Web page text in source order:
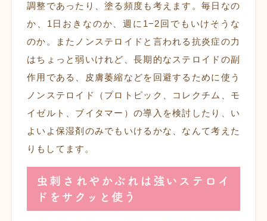
調整であったり、塗る頻度も考えます。毎日なの
か、1日おきなのか、週に1−2回でもいけそうな
のか。またノンステロイドと言われる抗炎症の力
はちょっと弱いけれど、長期的なステロイドの副
作用である、皮膚萎縮などを回避するために使う
ノンステロイド（プロトピック、コレクチム、モ
イゼルト、ブイタマー）の導入を検討したり、い
よいよ保湿剤のみでもいけるかな、なんて考えた
りもしてます。
虫刺されやかぶれは強いステロイ
ドをサクッと使う